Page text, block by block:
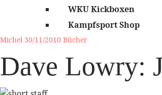
WKU Kickboxen
Kampfsport Shop
Michel 30/11/2010 Bücher
Dave Lowry: